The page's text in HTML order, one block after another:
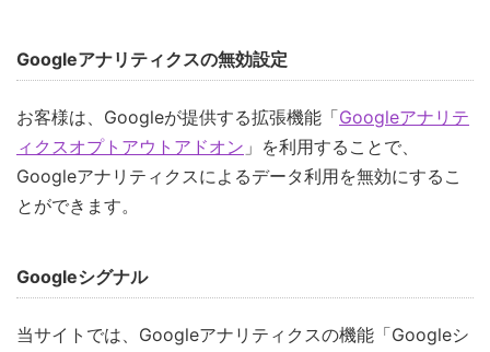
Googleアナリティクスの無効設定
お客様は、Googleが提供する拡張機能「Googleアナリテ
ィクスオプトアウトアドオン 」を利用することで、
Googleアナリティクスによるデータ利用を無効にするこ
とができます。
Googleシグナル
当サイトでは、Googleアナリティクスの機能「Googleシ